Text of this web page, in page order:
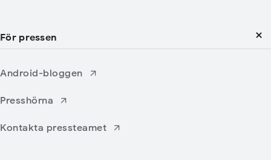
För pressen
Android-bloggen
Presshörna
Kontakta pressteamet